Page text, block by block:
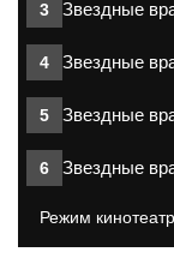
Звездные
Звездные
Звездные
Звездные